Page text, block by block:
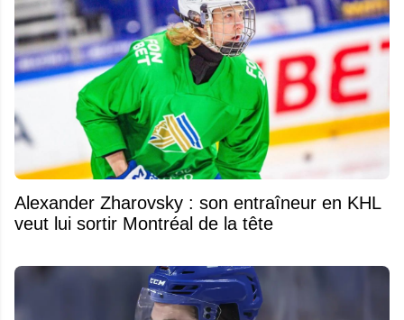
Alexander Zharovsky : son entraîneur en KHL
veut lui sortir Montréal de la tête